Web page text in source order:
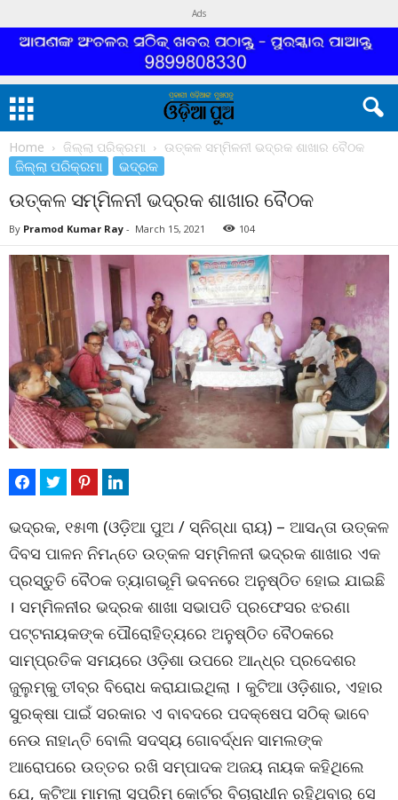
Ads
Home ଜିଲ୍ଲା ପରିକ୍ରମା ଉତ୍କଳ ସମ୍ମିଳନୀ ଭଦ୍ରକ ଶାଖାର ବୈଠକ
ଜିଲ୍ଲା ପରିକ୍ରମା ଭଦ୍ରକ
ଉତ୍କଳ ସମ୍ମିଳନୀ ଭଦ୍ରକ ଶାଖାର ବୈଠକ
By Pramod Kumar Ray - March 15, 2021 104
ଭଦ୍ରକ, ୧୫ା୩ (ଓଡ଼ିଆ ପୁଅ / ସ୍ନିଗ୍ଧା ରାୟ) – ଆସନ୍ତା ଉତ୍କଳ
ଦିବସ ପାଳନ ନିମନ୍ତେ ଉତ୍କଳ ସମ୍ମିଳନୀ ଭଦ୍ରକ ଶାଖାର ଏକ
ପ୍ରସ୍ତୁତି ବୈଠକ ତ୍ୟାଗଭୂମି ଭବନରେ ଅନୁଷ୍ଠିତ ହୋଇ ଯାଇଛି
। ସମ୍ମିଳନୀର ଭଦ୍ରକ ଶାଖା ସଭାପତି ପ୍ରଫେସର ଝରଣା
ପଟ୍ଟନାୟକଙ୍କ ପୌରୋହିତ୍ୟରେ ଅନୁଷ୍ଠିତ ବୈଠକରେ
ସାମ୍ପ୍ରତିକ ସମୟରେ ଓଡ଼ିଶା ଉପରେ ଆନ୍ଧ୍ର ପ୍ରଦେଶର
ଜୁଲୁମ୍‌କୁ ତୀବ୍ର ବିରୋଧ କରାଯାଇଥିଲା । କୁଟିଆ ଓଡ଼ିଶାର, ଏହାର
ସୁରକ୍ଷା ପାଇଁ ସରକାର ଏ ବାବଦରେ ପଦକ୍ଷେପ ସଠିକ୍ ଭାବେ
ନେଉ ନାହାନ୍ତି ବୋଲି ସଦସ୍ୟ ଗୋବର୍ଦ୍ଧନ ସାମଲଙ୍କ
ଆରୋପରେ ଉତ୍ତର ରଖି ସମ୍ପାଦକ ଅଜୟ ନାୟକ କହିଥିଲେ
ଯେ, କୁଟିଆ ମାମଲା ସୁପ୍ରିମ୍ କୋର୍ଟର ବିଚାରାଧୀନ ରହିଥିବାରୁ ସେ